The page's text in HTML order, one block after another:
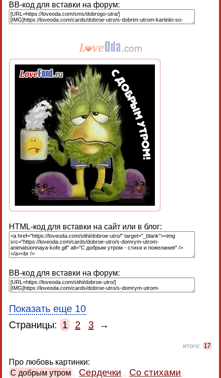
BB-код для вставки на форум:
HTML-код для вставки на сайт или в блог:
BB-код для вставки на форум:
Показать еще 10
Страницы: 1 2 3 →
итого: 17
Про любовь картинки:
С добрым утром , Сердечки , Со стихами ,